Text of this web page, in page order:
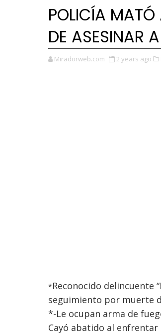
POLICÍA
DE ASESINAR
Miradorweb.com 2 years ago
*Reconocido delincuente
seguimiento por muerte
*-Le ocupan arma de
Cayó abatido al